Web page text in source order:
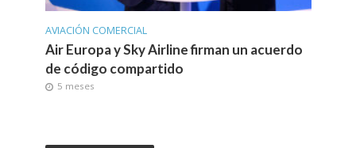
AVIACIÓN COMERCIAL
Air Europa y Sky Airline firman un acuerdo
de código compartido
5 meses